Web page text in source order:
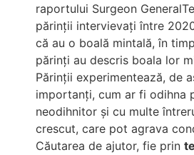
raportului Surgeon
părinții intervievați între
că au o boală mintală, în
părinți au descris boala lor
Părinții experimentează, de
importanți, cum ar fi odihna
neodihnitor și cu multe
crescut, care pot agrava
Căutarea de ajutor, fie prin